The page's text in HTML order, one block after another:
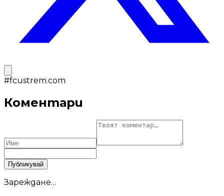
#fcustrem.com
Коментари
Публикувай
Зареждане…